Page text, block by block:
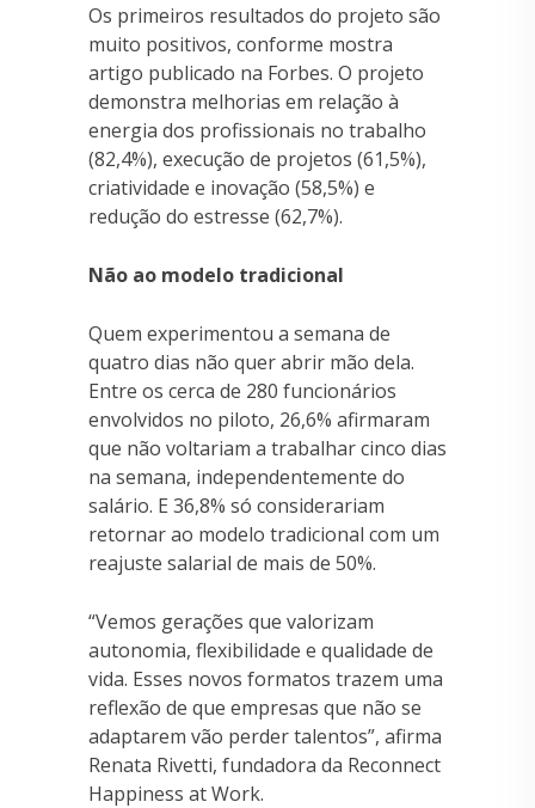
Os primeiros resultados do projeto são
muito positivos, conforme mostra
artigo publicado na Forbes. O projeto
demonstra melhorias em relação à
energia dos profissionais no trabalho
(82,4%), execução de projetos (61,5%),
criatividade e inovação (58,5%) e
redução do estresse (62,7%).
Não ao modelo tradicional
Quem experimentou a semana de
quatro dias não quer abrir mão dela.
Entre os cerca de 280 funcionários
envolvidos no piloto, 26,6% afirmaram
que não voltariam a trabalhar cinco dias
na semana, independentemente do
salário. E 36,8% só considerariam
retornar ao modelo tradicional com um
reajuste salarial de mais de 50%.
“Vemos gerações que valorizam
autonomia, flexibilidade e qualidade de
vida. Esses novos formatos trazem uma
reflexão de que empresas que não se
adaptarem vão perder talentos”, afirma
Renata Rivetti, fundadora da Reconnect
Happiness at Work.